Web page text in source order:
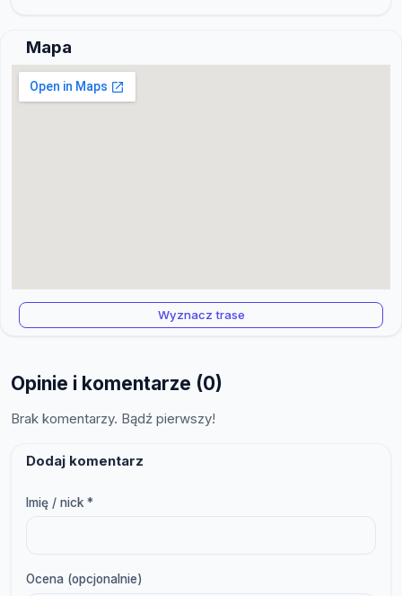
Mapa
Wyznacz trase
Opinie i komentarze (0)
Brak komentarzy. Bądź pierwszy!
Dodaj komentarz
Imię / nick *
Ocena (opcjonalnie)